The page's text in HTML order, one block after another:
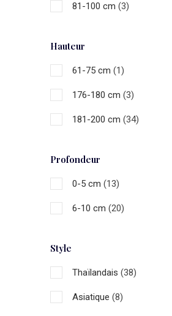
81-100 cm (3)
Hauteur
61-75 cm (1)
176-180 cm (3)
181-200 cm (34)
Profondeur
0-5 cm (13)
6-10 cm (20)
Style
Thaïlandais (38)
Asiatique (8)